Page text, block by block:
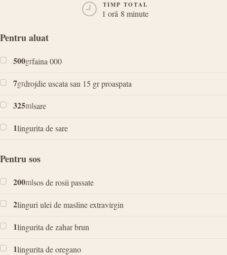
TIMP TOTAL
1 oră 8 minute
Pentru aluat
500grfaina 000
7grdrojdie uscata sau 15 gr proaspata
325mlsare
1lingurita de sare
Pentru sos
200mlsos de rosii passate
2linguri ulei de masline extravirgin
1lingurita de zahar brun
1lingurita de oregano